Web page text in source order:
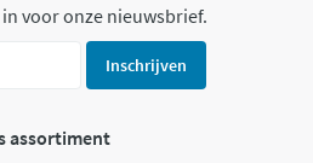
voor onze nieuwsbrief.
Inschrijven
assortiment